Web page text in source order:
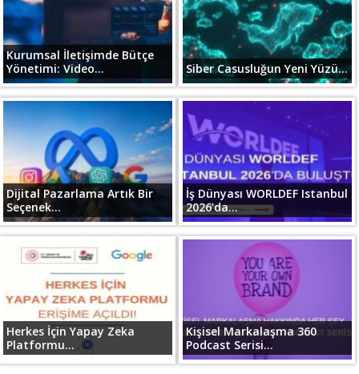
Kurumsal İletişimde Bütçe
Yönetimi: Video...
Siber Casusluğun Yeni Yüzü...
Dijital Pazarlama Artık Bir
Seçenek...
İş Dünyası WORLDEF Istanbul
2026’da...
Herkes İçin Yapay Zeka
Platformu...
Kişisel Markalaşma 360
Podcast Serisi...